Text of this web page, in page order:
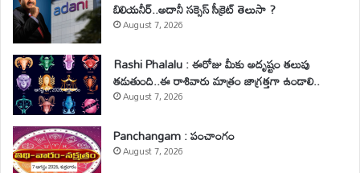
బిలియనీర్..అదానీ సక్సెస్ సీక్రెట్ తెలుసా ?
August 7, 2026
Rashi Phalalu : ఈరోజు మీకు అదృష్టం తలుపు
తడుతుంది..ఈ రాశివారు మాత్రం జాగ్రత్తగా ఉండాలి..
August 7, 2026
Panchangam : పంచాంగం
August 7, 2026